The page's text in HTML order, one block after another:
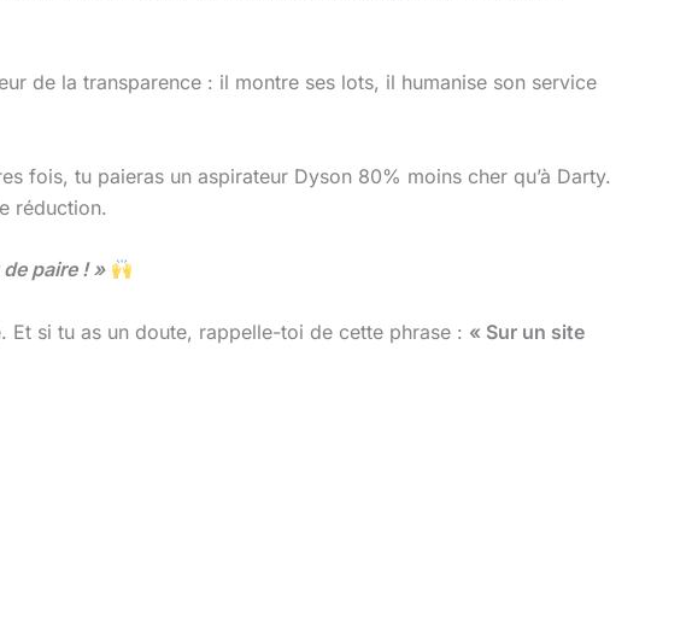
de la transparence : il montre ses lots, il humanise son service
fois, tu paieras un aspirateur Dyson 80% moins cher qu’à Darty.
réduction.
paire ! »
Et si tu as un doute, rappelle-toi de cette phrase : « Sur un site